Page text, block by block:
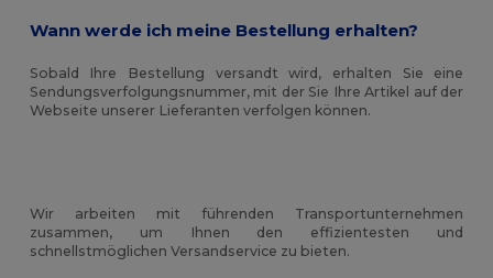
Wann werde ich meine Bestellung erhalten?
Sobald Ihre Bestellung versandt wird, erhalten Sie eine
Sendungsverfolgungsnummer, mit der Sie Ihre Artikel auf der
Webseite unserer Lieferanten verfolgen können.
Wir arbeiten mit führenden Transportunternehmen
zusammen, um Ihnen den effizientesten und
schnellstmöglichen Versandservice zu bieten.